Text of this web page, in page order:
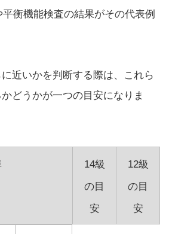
平衡機能検査の結果がその代表例
近いかを判断する際は、これら
どうかが一つの目安になりま
14級
の目
安
12級
の目
安